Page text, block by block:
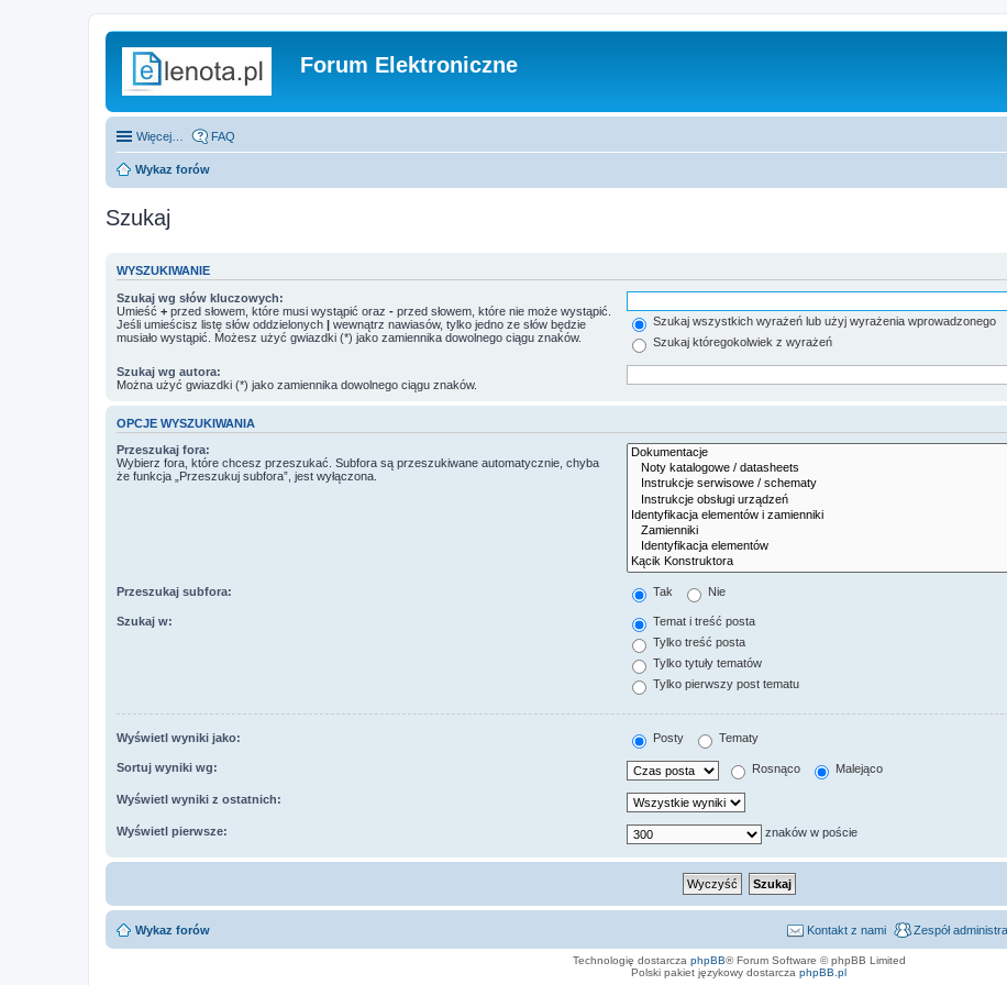
Forum Elektroniczne
Więcej… FAQ
Wykaz forów
Szukaj
WYSZUKIWANIE
Szukaj wg słów kluczowych:
Umieść + przed słowem, które musi wystąpić oraz - przed słowem, które nie może wystąpić.
Jeśli umieścisz listę słów oddzielonych | wewnątrz nawiasów, tylko jedno ze słów będzie
musiało wystąpić. Możesz użyć gwiazdki (*) jako zamiennika dowolnego ciągu znaków.
Szukaj wszystkich wyrażeń lub użyj wyrażenia wprowadzonego
Szukaj któregokolwiek z wyrażeń
Szukaj wg autora:
Można użyć gwiazdki (*) jako zamiennika dowolnego ciągu znaków.
OPCJE WYSZUKIWANIA
Przeszukaj fora:
Wybierz fora, które chcesz przeszukać. Subfora są przeszukiwane automatycznie, chyba
że funkcja „Przeszukuj subfora”, jest wyłączona.
Przeszukaj subfora: Tak Nie
Szukaj w:
Temat i treść posta
Tylko treść posta
Tylko tytuły tematów
Tylko pierwszy post tematu
Wyświetl wyniki jako: Posty Tematy
Sortuj wyniki wg: Rosnąco Malejąco
Wyświetl wyniki z ostatnich:
Wyświetl pierwsze: znaków w poście
Wykaz forów Zespół
Kontakt z nami
Technologię dostarcza phpBB® Forum Software © phpBB Limited
Polski pakiet językowy dostarcza phpBB.pl